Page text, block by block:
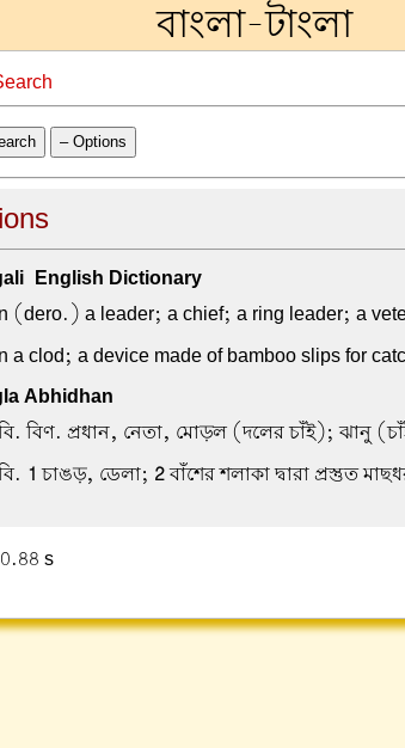
বাংলা-টাংলা
– Options
English Dictionary
(dero.) a leader; a chief; a ring leader; a
a clod; a device made of bamboo slips for
Abhidhan
বিণ. প্রধান, নেতা, মোড়ল (দলের চাঁই); ঝানু
1 চাঙড়, ডেলা; 2বাঁশের শলাকা দ্বারা প্রস্তুত
s